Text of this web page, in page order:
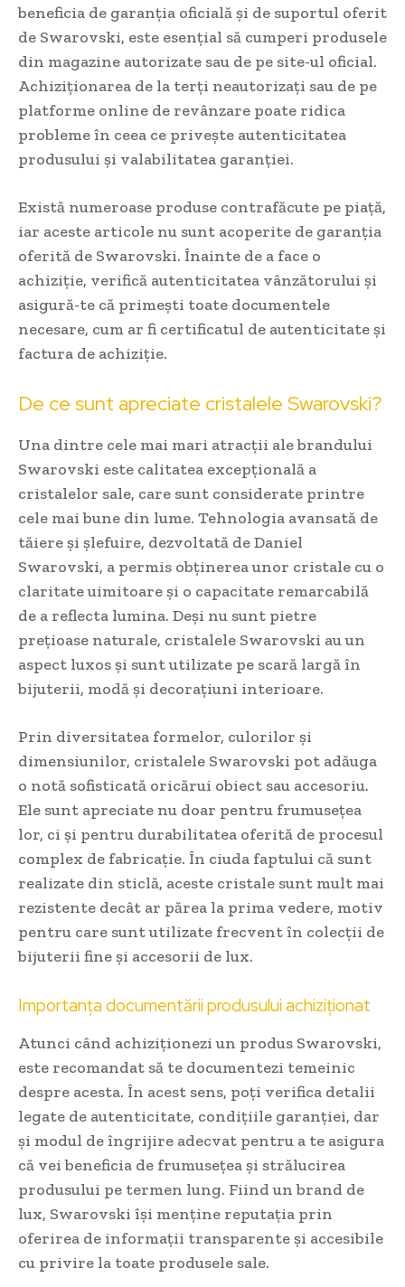
beneficia de garanția oficială și de suportul oferit
de Swarovski, este esențial să cumperi produsele
din magazine autorizate sau de pe site-ul oficial.
Achiziționarea de la terți neautorizați sau de pe
platforme online de revânzare poate ridica
probleme în ceea ce privește autenticitatea
produsului și valabilitatea garanției.
Există numeroase produse contrafăcute pe piață,
iar aceste articole nu sunt acoperite de garanția
oferită de Swarovski. Înainte de a face o
achiziție, verifică autenticitatea vânzătorului și
asigură-te că primești toate documentele
necesare, cum ar fi certificatul de autenticitate și
factura de achiziție.
De ce sunt apreciate cristalele Swarovski?
Una dintre cele mai mari atracții ale brandului
Swarovski este calitatea excepțională a
cristalelor sale, care sunt considerate printre
cele mai bune din lume. Tehnologia avansată de
tăiere și șlefuire, dezvoltată de Daniel
Swarovski, a permis obținerea unor cristale cu o
claritate uimitoare și o capacitate remarcabilă
de a reflecta lumina. Deși nu sunt pietre
prețioase naturale, cristalele Swarovski au un
aspect luxos și sunt utilizate pe scară largă în
bijuterii, modă și decorațiuni interioare.
Prin diversitatea formelor, culorilor și
dimensiunilor, cristalele Swarovski pot adăuga
o notă sofisticată oricărui obiect sau accesoriu.
Ele sunt apreciate nu doar pentru frumusețea
lor, ci și pentru durabilitatea oferită de procesul
complex de fabricație. În ciuda faptului că sunt
realizate din sticlă, aceste cristale sunt mult mai
rezistente decât ar părea la prima vedere, motiv
pentru care sunt utilizate frecvent în colecții de
bijuterii fine și accesorii de lux.
Importanța documentării produsului achiziționat
Atunci când achiziționezi un produs Swarovski,
este recomandat să te documentezi temeinic
despre acesta. În acest sens, poți verifica detalii
legate de autenticitate, condițiile garanției, dar
și modul de îngrijire adecvat pentru a te asigura
că vei beneficia de frumusețea și strălucirea
produsului pe termen lung. Fiind un brand de
lux, Swarovski își menține reputația prin
oferirea de informații transparente și accesibile
cu privire la toate produsele sale.